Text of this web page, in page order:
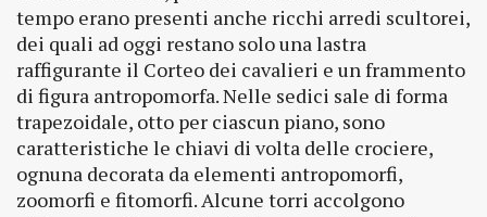
tempo erano presenti anche ricchi arredi scultorei,
dei quali ad oggi restano solo una lastra
raffigurante il Corteo dei cavalieri e un frammento
di figura antropomorfa. Nelle sedici sale di forma
trapezoidale, otto per ciascun piano, sono
caratteristiche le chiavi di volta delle crociere,
ognuna decorata da elementi antropomorfi,
zoomorfi e fitomorfi. Alcune torri accolgono